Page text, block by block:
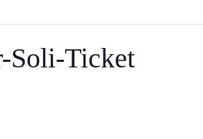
Soli-Ticket